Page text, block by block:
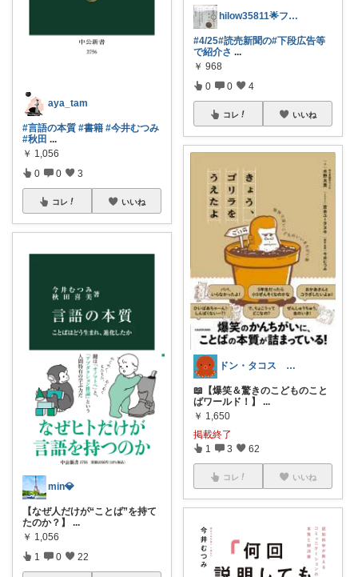
aya_tam
#言語の本質 #書籍 #今井むつみ
#秋田 ...
￥ 1,056
0 0 3
コレ いいね
min💎
【なぜ人だけが“ことば”を持て
たのか？】 ...
￥ 1,056
1 0 22
hilow35811🌟フォロー・購入感謝
#4/25#読売新聞の#下段広告等
で紹介さ ...
￥ 968
0 0 4
コレ いいね
ドン・タコス 防災⚠️生活雑貨アウトドア
📖【爆笑＆驚きのこどものこと
ばワールド！】
...
￥ 1,650
掲載終了
1 3 62
コレ いいね